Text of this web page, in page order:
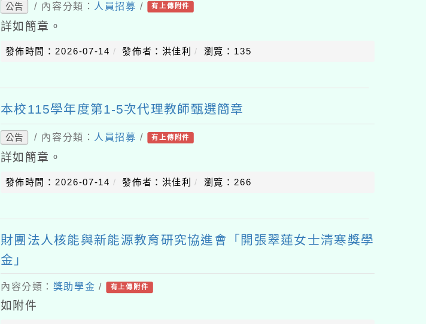
公告 / 內容分類： 人員招募 / 有上傳附件
詳如簡章。
發佈時間：2026-07-14 發佈者：洪佳利 瀏覽：135
本校115學年度第1-5次代理教師甄選簡章
公告 / 內容分類： 人員招募 / 有上傳附件
詳如簡章。
發佈時間：2026-07-14 發佈者：洪佳利 瀏覽：266
財團法人核能與新能源教育研究協進會「開張翠蓮女士清寒獎學
金」
內容分類： 獎助學金 / 有上傳附件
如附件